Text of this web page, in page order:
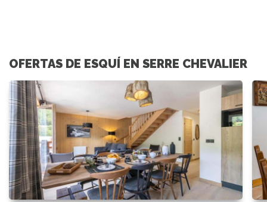
OFERTAS DE ESQUÍ EN SERRE CHEVALIER